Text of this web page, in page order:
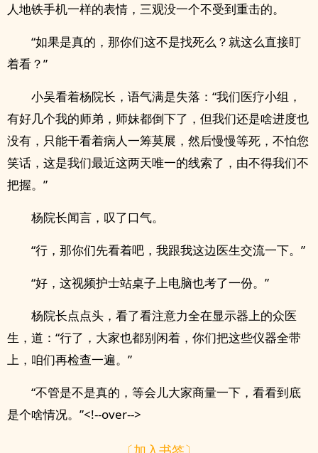
人地铁手机一样的表情，三观没一个不受到重击的。
“如果是真的，那你们这不是找死么？就这么直接盯
着看？”
小吴看着杨院长，语气满是失落：“我们医疗小组，
有好几个我的师弟，师妹都倒下了，但我们还是啥进度也
没有，只能干看着病人一筹莫展，然后慢慢等死，不怕您
笑话，这是我们最近这两天唯一的线索了，由不得我们不
把握。”
杨院长闻言，叹了口气。
“行，那你们先看着吧，我跟我这边医生交流一下。”
“好，这视频护士站桌子上电脑也考了一份。”
杨院长点点头，看了看注意力全在显示器上的众医
生，道：“行了，大家也都别闲着，你们把这些仪器全带
上，咱们再检查一遍。”
“不管是不是真的，等会儿大家商量一下，看看到底
是个啥情况。”<!--over-->